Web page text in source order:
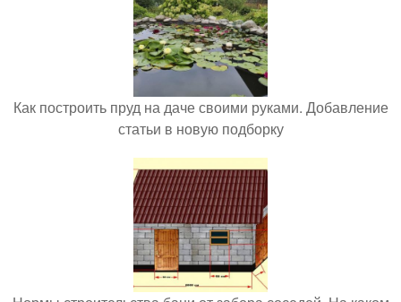
Как построить пруд на даче своими руками. Добавление
статьи в новую подборку